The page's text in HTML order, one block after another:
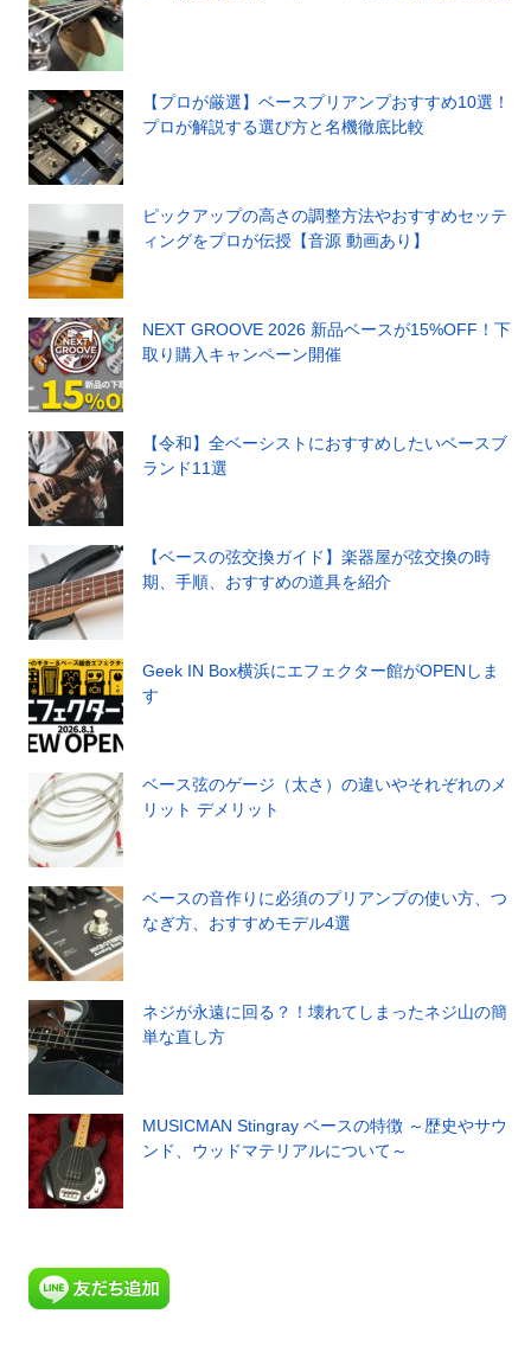
【プロが厳選】ベースプリアンプおすすめ10選！
プロが解説する選び方と名機徹底比較
ピックアップの高さの調整方法やおすすめセッテ
ィングをプロが伝授【音源 動画あり】
NEXT GROOVE 2026 新品ベースが15%OFF！下
取り購入キャンペーン開催
【令和】全ベーシストにおすすめしたいベースブ
ランド11選
【ベースの弦交換ガイド】楽器屋が弦交換の時
期、手順、おすすめの道具を紹介
Geek IN Box横浜にエフェクター館がOPENしま
す
ベース弦のゲージ（太さ）の違いやそれぞれのメ
リット デメリット
ベースの音作りに必須のプリアンプの使い方、つ
なぎ方、おすすめモデル4選
ネジが永遠に回る？！壊れてしまったネジ山の簡
単な直し方
MUSICMAN Stingray ベースの特徴 ～歴史やサウ
ンド、ウッドマテリアルについて～